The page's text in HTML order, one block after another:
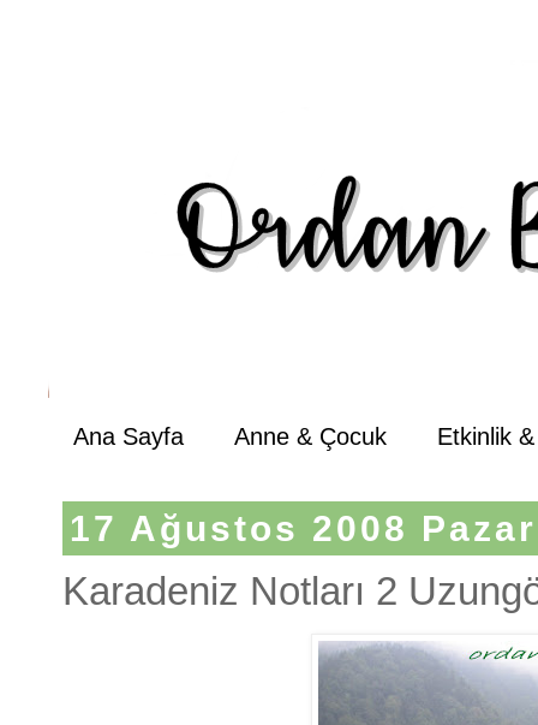
Ana Sayfa Anne & Çocuk Etkinlik
17 Ağustos 2008 Pazar
Karadeniz Notları 2